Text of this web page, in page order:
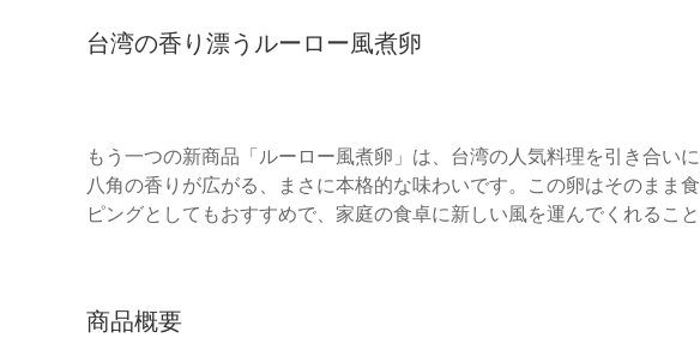
台湾の香り漂うルーロー風煮卵
もう一つの新商品「ルーロー風煮卵」は、台湾の人気料理を引き合い
八角の香りが広がる、まさに本格的な味わいです。この卵はそのまま
ピングとしてもおすすめで、家庭の食卓に新しい風を運んでくれること
商品概要